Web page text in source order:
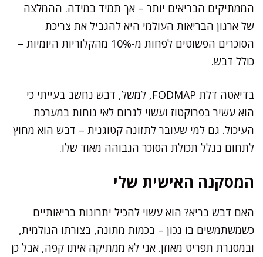
הממתיקים הבריאים יותר – אך תמיד במידה. ההמלצה
של ארגון הבריאות העולמי היא להגביל את צריכת
הסוכרים הפשוטים לפחות מ-10% מהקלוריות היומיות –
כולל דבש.
בדיאטה דלת FODMAP, למשל, דבש נחשב בעייתי כי
הוא עשיר בפרוקטוז ועשוי לגרום לאי נוחות במערכת
העיכול. גם למי שעובר לתזונה קטוגנית – דבש הוא מחוץ
לתחום בגלל תכולת הסוכר הגבוהה מאוד שלו.
המסקנה האישית שלי
האם דבש בריא? הוא עשוי להכיל יתרונות בריאותיים
כשמשתמשים בו נכון – בכמות מתונה, בצורתו הגולמית,
ובמסגרת תפריט מאוזן. אני לא ממתיקה איתו קפה, אבל כן